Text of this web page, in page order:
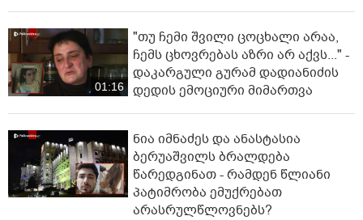
01:16
"თუ ჩემი შვილი ცოცხალი არაა,
ჩემს ცხოვრებას აზრი არ აქვს..." -
დაკარგული გურამ დადიანიძის
დედის ემოციური მიმართვა
ნია იმნაძეს და ანასტასია
ბერუაშვილს ბრალდება
წარედგინათ - რამდენ წლიანი
პატიმრობა ემუქრებათ
არასრულწლოვნებს?